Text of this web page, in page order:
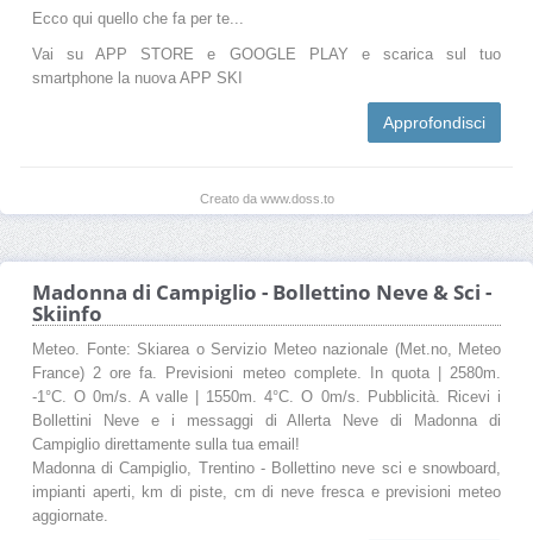
Ecco qui quello che fa per te...
Vai su APP STORE e GOOGLE PLAY e scarica sul tuo
smartphone la nuova APP SKI
Approfondisci
Creato da www.doss.to
Madonna di Campiglio - Bollettino Neve & Sci -
Skiinfo
Meteo. Fonte: Skiarea o Servizio Meteo nazionale (Met.no, Meteo
France) 2 ore fa. Previsioni meteo complete. In quota | 2580m.
-1°C. O 0m/s. A valle | 1550m. 4°C. O 0m/s. Pubblicità. Ricevi i
Bollettini Neve e i messaggi di Allerta Neve di Madonna di
Campiglio direttamente sulla tua email!
Madonna di Campiglio, Trentino - Bollettino neve sci e snowboard,
impianti aperti, km di piste, cm di neve fresca e previsioni meteo
aggiornate.